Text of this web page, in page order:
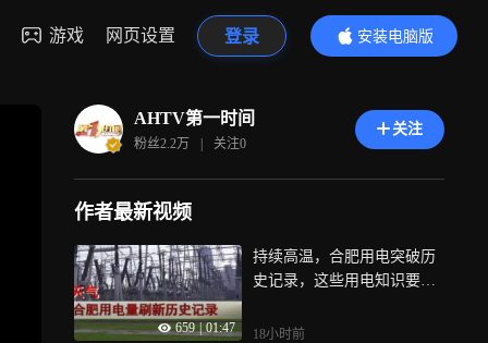
游戏 网页设置 登录
安装电脑版
内容更精彩
AHTV第一时间
粉丝2.2万 | 关注0
关注
作者最新视频
659 | 01:47
持续高温，合肥用电突破历
史记录，这些用电知识要掌
18小时前